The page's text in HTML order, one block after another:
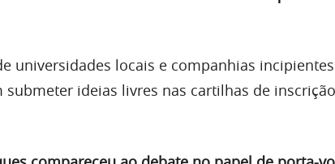
universidades locais e companhias
submeter ideias livres nas cartilhas de